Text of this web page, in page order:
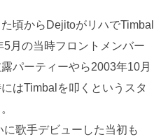
頃からDejitoがリハでTimbal
月の当時フロントメンバー
パーティーやら2003年10月
はTimbalを叩くというスタ
歌手デビューした当初も